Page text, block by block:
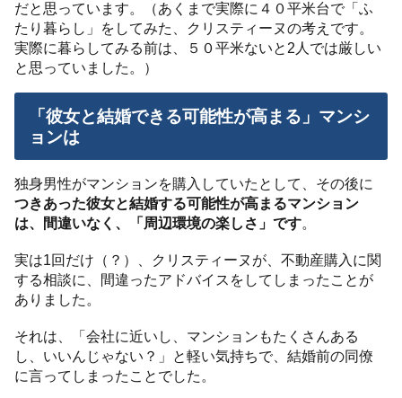
だと思っています。（あくまで実際に４０平米台で「ふ
たり暮らし」をしてみた、クリスティーヌの考えです。
実際に暮らしてみる前は、５０平米ないと2人では厳しい
と思っていました。）
「彼女と結婚できる可能性が高まる」マンシ
ョンは
独身男性がマンションを購入していたとして、その後に
つきあった彼女と結婚する可能性が高まるマンション
は、間違いなく、「周辺環境の楽しさ」です。
実は1回だけ（？）、クリスティーヌが、不動産購入に関
する相談に、間違ったアドバイスをしてしまったことが
ありました。
それは、「会社に近いし、マンションもたくさんある
し、いいんじゃない？」と軽い気持ちで、結婚前の同僚
に言ってしまったことでした。